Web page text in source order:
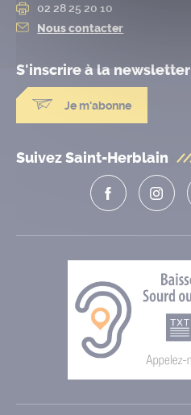
02 28 25 20 10
Nous contacter
S'inscrire à la newsletter
Je m'abonne
Suivez Saint-Herblain